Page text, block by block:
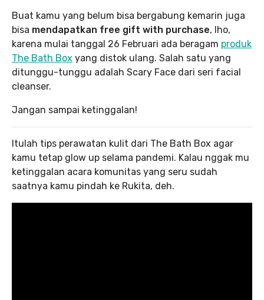
Buat kamu yang belum bisa bergabung kemarin juga
bisa mendapatkan free gift with purchase, lho,
karena mulai tanggal 26 Februari ada beragam produk
The Bath Box yang distok ulang. Salah satu yang
ditunggu-tunggu adalah Scary Face dari seri facial
cleanser.
Jangan sampai ketinggalan!
Itulah tips perawatan kulit dari The Bath Box agar
kamu tetap glow up selama pandemi. Kalau nggak mu
ketinggalan acara komunitas yang seru sudah
saatnya kamu pindah ke Rukita, deh.